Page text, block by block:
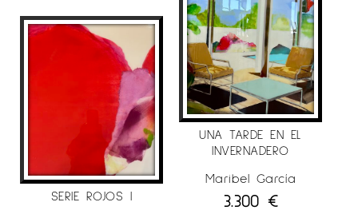
SERIE ROJOS I
UNA TARDE EN EL
INVERNADERO
Maribel García
3.300 €